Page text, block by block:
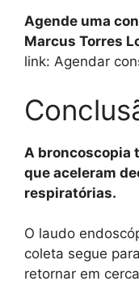
Agende uma
Marcus Torres
link: Agendar
A broncoscopia
que aceleram
respiratórias.
O laudo
coleta segue
retornar em